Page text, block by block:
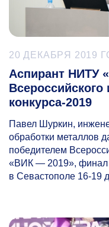
20 ДЕКАБРЯ 2019
Аспирант НИТУ
Всероссийского
конкурса-2019
Павел Шуркин,
обработки металлов
победителем
«ВИК — 2019», финал
в Севастополе 16-19